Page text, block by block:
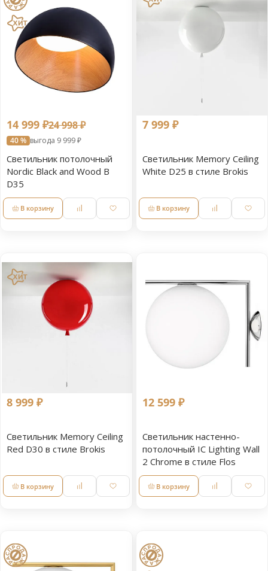
14 999 ₽24 998 ₽
40 % выгода 9 999 ₽
Светильник потолочный
Nordic Black and Wood B
D35
В корзину
7 999 ₽
Светильник Memory Ceiling
White D25 в стиле Brokis
В корзину
8 999 ₽
Светильник Memory Ceiling
Red D30 в стиле Brokis
В корзину
12 599 ₽
Светильник настенно-
потолочный IC Lighting Wall
2 Chrome в стиле Flos
В корзину